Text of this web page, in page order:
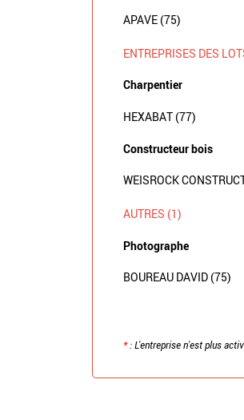
APAVE (75)
ENTREPRISES DES
Charpentier
HEXABAT (77)
Constructeur bois
WEISROCK
AUTRES (1)
Photographe
BOUREAU DAVID (75)
*: L'entreprise n'est plus